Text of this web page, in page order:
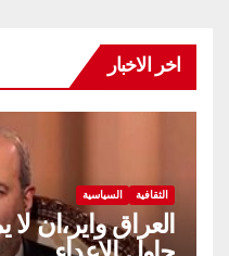
اخر الاخبار
الثقافية السياسية
العراق واير،ان